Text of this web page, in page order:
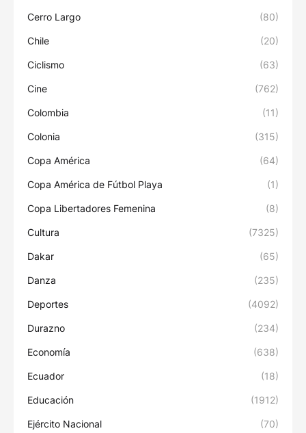
Cerro Largo (80)
Chile (20)
Ciclismo (63)
Cine (762)
Colombia (11)
Colonia (315)
Copa América (64)
Copa América de Fútbol Playa (1)
Copa Libertadores Femenina (8)
Cultura (7325)
Dakar (65)
Danza (235)
Deportes (4092)
Durazno (234)
Economía (638)
Ecuador (18)
Educación (1912)
Ejército Nacional (70)